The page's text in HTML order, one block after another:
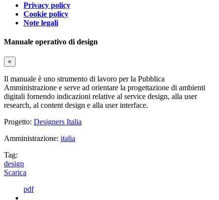
Privacy policy
Cookie policy
Note legali
Manuale operativo di design
×
Il manuale è uno strumento di lavoro per la Pubblica
Amministrazione e serve ad orientare la progettazione di ambienti
digitali fornendo indicazioni relative al service design, alla user
research, al content design e alla user interface.
Progetto: Designers Italia
Amministrazione: italia
Tag:
design
Scarica
pdf